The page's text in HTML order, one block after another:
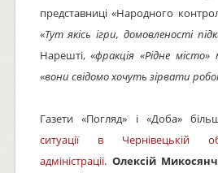
представниці «Народного
«Тут якісь ігри, домовленості
Нарешті, «фракція «Рідне
«вони свідомо хочуть зірвати
Газети «Погляд» і «Доба»
ситуації в Чернівецькій
адміністрації. Олексій